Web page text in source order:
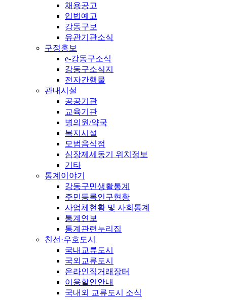
채용공고
입법예고
강동구보
유관기관소식
구정홍보
e-강동구소식
강동구소식지
전자간행물
관내시설
공공기관
교육기관
병의원/약국
복지시설
모범음식점
심장제세동기 위치정보
기타
통계이야기
강동구민생활통계
주민등록인구현황
사업체현황 및 사회통계
통계연보
통계관련누리집
친선·우호도시
국내교류도시
국외교류도시
온라인직거래장터
이용할인안내
국내외 교류도시 소식